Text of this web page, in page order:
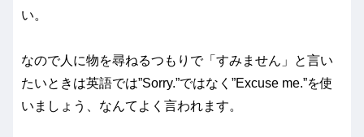
い。
なので人に物を尋ねるつもりで「すみません」と言い
たいときは英語では”Sorry.”ではなく”Excuse me.”を使
いましょう、なんてよく言われます。